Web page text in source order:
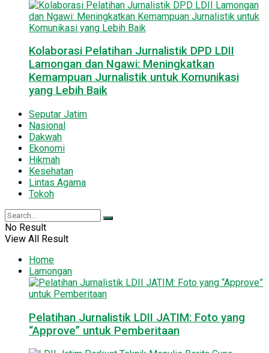
Kolaborasi Pelatihan Jurnalistik DPD LDII
Lamongan dan Ngawi: Meningkatkan
Kemampuan Jurnalistik untuk Komunikasi
yang Lebih Baik
Seputar Jatim
Nasional
Dakwah
Ekonomi
Hikmah
Kesehatan
Lintas Agama
Tokoh
No Result
View All Result
Home
Lamongan
Pelatihan Jurnalistik LDII JATIM: Foto yang
“Approve” untuk Pemberitaan